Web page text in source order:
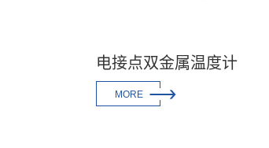
电接点双金属温度计
MORE 